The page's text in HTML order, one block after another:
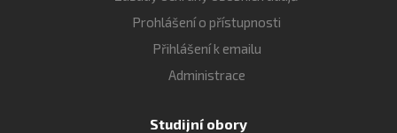
Prohlášení o přístupnosti
Přihlášení k emailu
Administrace
Studijní obory